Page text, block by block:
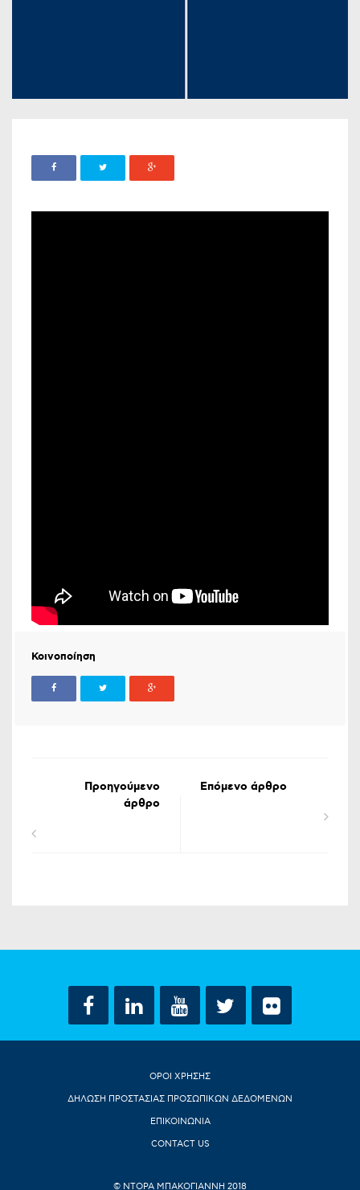
Κοινοποίηση
Προηγούμενο
άρθρο
Επόμενο άρθρο
ΟΡΟΙ ΧΡΗΣΗΣ
ΔΗΛΩΣΗ ΠΡΟΣΤΑΣΙΑΣ ΠΡΟΣΩΠΙΚΩΝ ΔΕΔΟΜΕΝΩΝ
ΕΠΙΚΟΙΝΩΝΙΑ
CONTACT US
© ΝΤΟΡΑ ΜΠΑΚΟΓΙΑΝΝΗ 2018